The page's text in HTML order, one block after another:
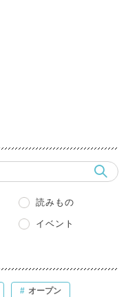
読みもの
イベント
# オープン